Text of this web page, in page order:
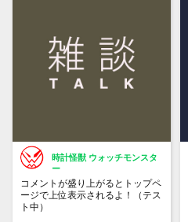
時計怪獣 ウォッチモンスタ
ー
コメントが盛り上がるとトップペ
ージで上位表示されるよ！（テス
ト中）